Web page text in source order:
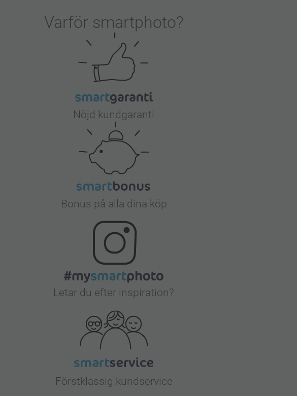
Varför smartphoto?
Nöjd kundgaranti
Bonus på alla dina köp
Letar du efter inspiration?
Förstklassig kundservice